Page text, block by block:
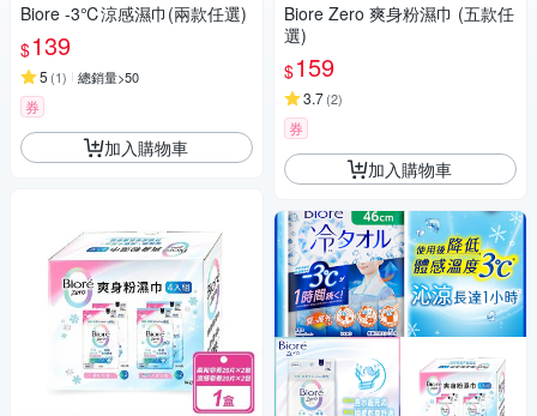
Biore -3℃涼感濕巾(兩款任選)
$139
5 (1) 總銷量>50
券
加入購物車
Biore Zero 爽身粉濕巾 (五款任
選)
$159
3.7(2)
券
加入購物車